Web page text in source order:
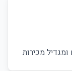
מכירות